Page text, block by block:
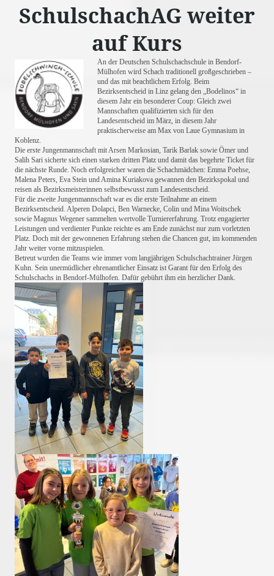
SchulschachAG weiter
auf Kurs
An der Deutschen Schulschachschule in Bendorf-
Mülhofen wird Schach traditionell großgeschrieben –
und das mit beachtlichem Erfolg. Beim
Bezirksentscheid in Linz gelang den „Bodelinos“ in
diesem Jahr ein besonderer Coup: Gleich zwei
Mannschaften qualifizierten sich für den
Landesentscheid im März, in diesem Jahr
praktischerweise am Max von Laue Gymnasium in
Koblenz.
Die erste Jungenmannschaft mit Arsen Markosian, Tarik Barlak sowie Ömer und
Salih Sari sicherte sich einen starken dritten Platz und damit das begehrte Ticket für
die nächste Runde. Noch erfolgreicher waren die Schachmädchen: Emma Poehse,
Malena Peters, Eva Stein und Amina Kuriakova gewannen den Bezirkspokal und
reisen als Bezirksmeisterinnen selbstbewusst zum Landesentscheid.
Für die zweite Jungenmannschaft war es die erste Teilnahme an einem
Bezirksentscheid. Alperen Dolapci, Ben Warnecke, Colin und Mina Woitschek
sowie Magnus Wegener sammelten wertvolle Turniererfahrung. Trotz engagierter
Leistungen und verdienter Punkte reichte es am Ende zunächst nur zum vorletzten
Platz. Doch mit der gewonnenen Erfahrung stehen die Chancen gut, im kommenden
Jahr weiter vorne mitzuspielen.
Betreut wurden die Teams wie immer vom langjährigen Schulschachtrainer Jürgen
Kuhn. Sein unermüdlicher ehrenamtlicher Einsatz ist Garant für den Erfolg des
Schulschachs in Bendorf-Mülhofen. Dafür gebührt ihm ein herzlicher Dank.